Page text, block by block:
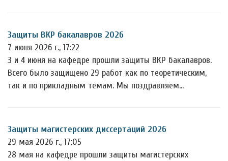
Защиты ВКР бакалавров 2026
7 июня 2026 г., 17:22
3 и 4 июня на кафедре прошли защиты ВКР бакалавров.
Всего было защищено 29 работ как по теоретическим,
так и по прикладным темам. Мы поздравляем…
Защиты магистерских диссертаций 2026
29 мая 2026 г., 17:05
28 мая на кафедре прошли защиты магистерских